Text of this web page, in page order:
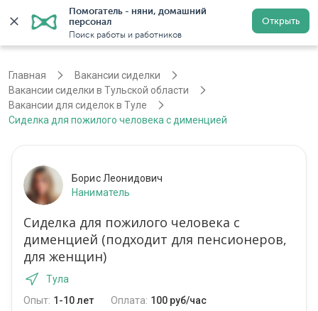
Помогатель - няни, домашний
персонал
Поиск работы и работников
Открыть
Регистрация
Главная
Вакансии сиделки
Вакансии сиделки в Тульской области
Вакансии для сиделок в Туле
Сиделка для пожилого человека с дименцией
Борис Леонидович
Наниматель
Сиделка для пожилого человека с
дименцией (подходит для пенсионеров,
для женщин)
Тула
Опыт: 1-10 лет Оплата: 100 руб/час